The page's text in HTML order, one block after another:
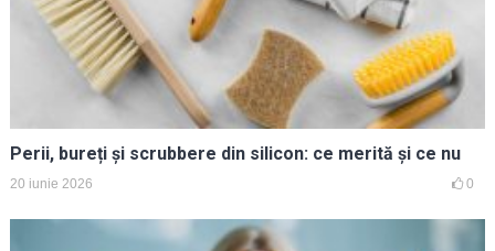
Perii, bureți și scrubbere din silicon: ce merită și ce nu
20 iunie 2026 0